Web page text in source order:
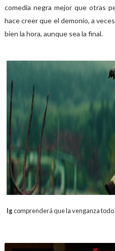
comedia negra mejor que otras
hace creer que el demonio, a
bien la hora, aunque sea la final.
Igcomprenderá que la venganza todo